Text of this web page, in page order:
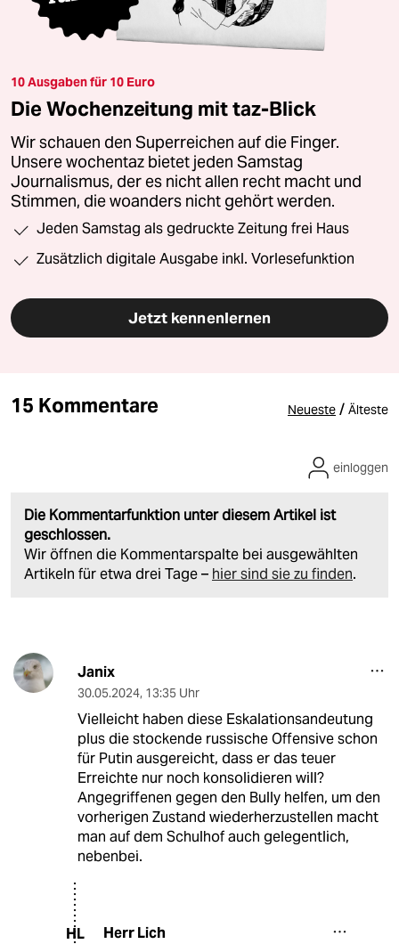
10 Ausgaben für 10 Euro
Die Wochenzeitung mit taz-Blick
Wir schauen den Superreichen auf die Finger.
Unsere wochentaz bietet jeden Samstag
Journalismus, der es nicht allen recht macht und
Stimmen, die woanders nicht gehört werden.
Jeden Samstag als gedruckte Zeitung frei Haus
Zusätzlich digitale Ausgabe inkl. Vorlesefunktion
Jetzt kennenlernen
15 Kommentare Neueste / Älteste
Die Kommentarfunktion unter diesem Artikel ist
geschlossen.
Wir öffnen die Kommentarspalte bei ausgewählten
Artikeln für etwa drei Tage – hier sind sie zu finden.
einloggen
Janix
30.05.2024, 13:35 Uhr
Vielleicht haben diese Eskalationsandeutung
plus die stockende russische Offensive schon
für Putin ausgereicht, dass er das teuer
Erreichte nur noch konsolidieren will?
Angegriffenen gegen den Bully helfen, um den
vorherigen Zustand wiederherzustellen macht
man auf dem Schulhof auch gelegentlich,
nebenbei.
HL Herr Lich